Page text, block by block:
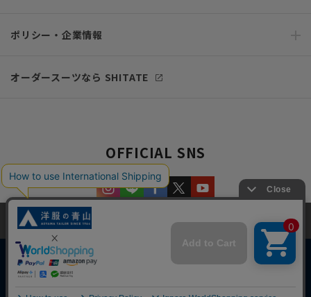
ポリシー・企業情報
オーダースーツなら SHITATE
OFFICIAL SNS
当サイトでは、快適な閲覧体験とコンテンツ改善のためにCookieを使用
しています。閲覧を続けることで、Cookieの使用に同意したものとみな
します。詳細については